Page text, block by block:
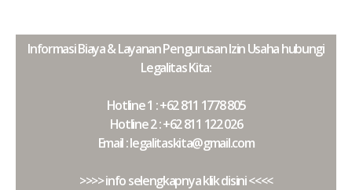
Informasi Biaya & Layanan Pengurusan Izin Usaha hubungi
Legalitas Kita:
Hotline 1 : +62 811 1778 805
Hotline 2 : +62 811 122 026
Email : legalitaskita@gmail.com
>>>> info selengkapnya klik disini <<<<